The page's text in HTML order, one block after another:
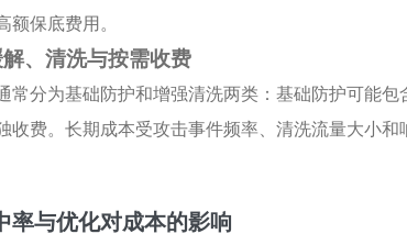
额保底费用。
、清洗与按需收费
常分为基础防护和增强清洗两类：基础防护可能
收费。长期成本受攻击事件频率、清洗流量大小
率与优化对成本的影响